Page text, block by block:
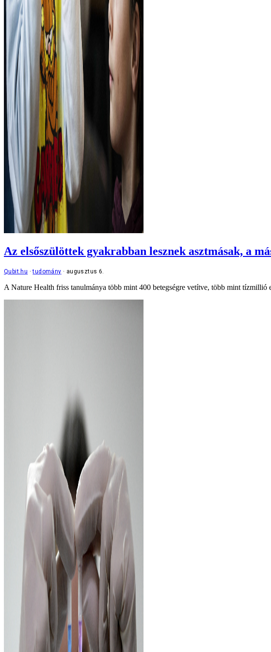
Az elsőszülöttek gyakrabban lesznek asztmásak, a
Qubit.hu tudomány augusztus 6.
A Nature Health friss tanulmánya több mint 400 betegségre vetítve, több mint tízmillió